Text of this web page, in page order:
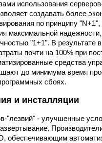
использования
создавать более
по принципу
максимальной
"1+1". В результате
почти на 100% при
средства
до минимума время
сбоях.
и инсталляции
"лезвий" - улучшенные
обеспечивающим